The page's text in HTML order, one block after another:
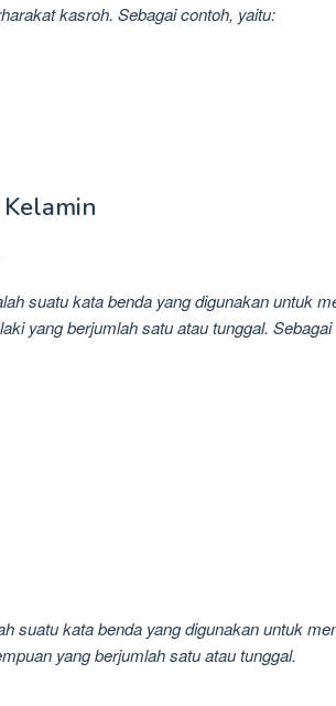
kasroh. Sebagai contoh, yaitu:
suatu kata benda yang digunakan untuk
yang berjumlah satu atau tunggal.
suatu kata benda yang digunakan untuk
yang berjumlah satu atau tunggal.